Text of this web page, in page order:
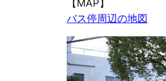
【MAP】
バス停周辺の地図